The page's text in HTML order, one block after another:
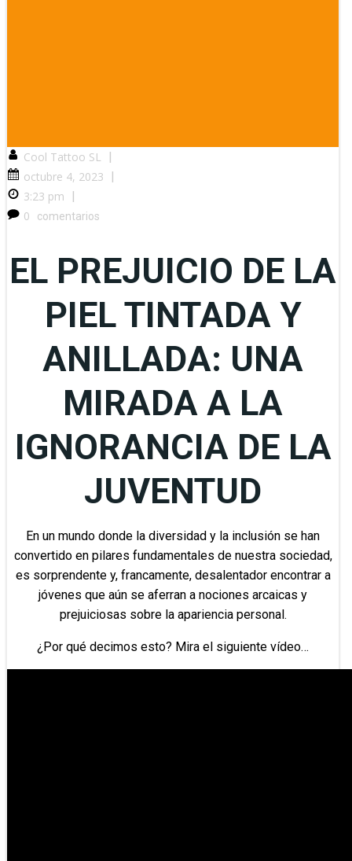
Cool Tattoo SL
|
octubre 4, 2023
|
3:23 pm
|
0
comentarios
EL PREJUICIO DE LA
PIEL TINTADA Y
ANILLADA: UNA
MIRADA A LA
IGNORANCIA DE LA
JUVENTUD
En un mundo donde la diversidad y la inclusión se han
convertido en pilares fundamentales de nuestra sociedad,
es sorprendente y, francamente, desalentador encontrar a
jóvenes que aún se aferran a nociones arcaicas y
prejuiciosas sobre la apariencia personal.
¿Por qué decimos esto? Mira el siguiente vídeo…